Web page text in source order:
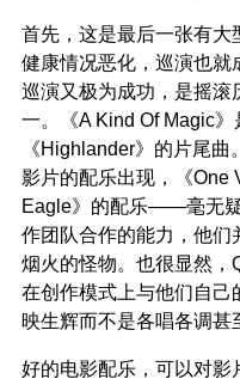
首先，这是最后一张有大
健康情况恶化，巡演也就
巡演又极为成功，是摇滚
一。《A Kind Of Magic
《Highlander》的片尾
影片的配乐出现，《One
Eagle》的配乐——毫无
作团队合作的能力，他们
烟火的怪物。也很显然，
在创作模式上与他们自己
映生辉而不是各唱各调甚
好的电影配乐，可以对影